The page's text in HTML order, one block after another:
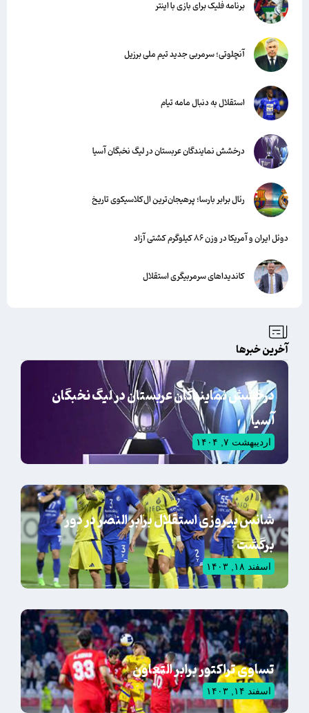
برنامه فلیک برای بازی با اینتر
آنچلوتی؛ سرمربی جدید تیم ملی برزیل
استقلال به دنبال مامه تیام
درخشش نمایندگان عربستان در لیگ نخبگان آسیا
رئال برابر بارسا؛ پرهیجان‌‌ترین ال‌کلاسیکوی تاریخ
دوئل ایران و آمریکا در وزن ۸۶ کیلوگرم کشتی آزاد
کاندیداهای سرمربیگری استقلال
آخرین خبرها
درخشش نمایندگان عربستان در لیگ نخبگان
آسیا
اردیبهشت ۷, ۱۴۰۴
شانس پیروزی استقلال برابر النصر در دور
برگشت
اسفند ۱۸, ۱۴۰۳
تساوی تراکتور برابر التعاون
اسفند ۱۴, ۱۴۰۳